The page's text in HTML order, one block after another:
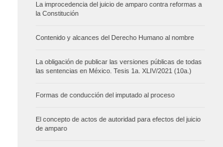
La improcedencia del juicio de amparo contra reformas a
la Constitución
Contenido y alcances del Derecho Humano al nombre
La obligación de publicar las versiones públicas de todas
las sentencias en México. Tesis 1a. XLIV/2021 (10a.)
Formas de conducción del imputado al proceso
El concepto de actos de autoridad para efectos del juicio
de amparo